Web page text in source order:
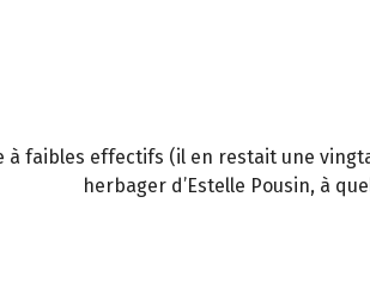
à faibles effectifs (il en restait une
herbager d’Estelle Pousin, à